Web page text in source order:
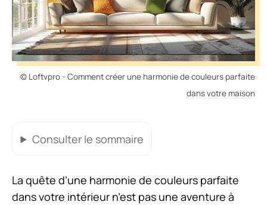
© Loftvpro - Comment créer une harmonie de couleurs parfaite
dans votre maison
Consulter le sommaire
La quête d’une harmonie de couleurs parfaite
dans votre intérieur n’est pas une aventure à